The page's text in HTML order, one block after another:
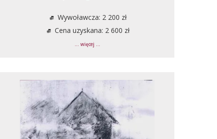
Wywoławcza: 2 200 zł
Cena uzyskana: 2 600 zł
... więcej ...